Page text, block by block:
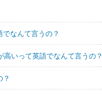
なんて言うの？
いって英語でなんて言うの？
？